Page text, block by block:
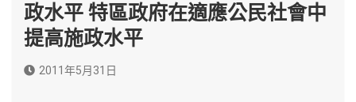
政水平 特區政府在適應公民社會中
提高施政水平
2011年5月31日